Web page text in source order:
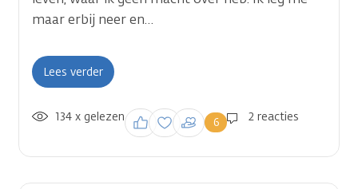
maar erbij neer en…
Lees verder
2 reacties
6
Inloggen om een
reactie te plaatsen
134 x gelezen